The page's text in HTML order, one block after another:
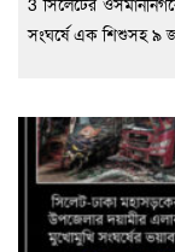
সংঘর্ষে এক শিশুসহ ৯